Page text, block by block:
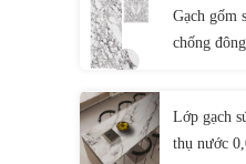
Gạch gốm
chống
Lớp gạch
thụ nước